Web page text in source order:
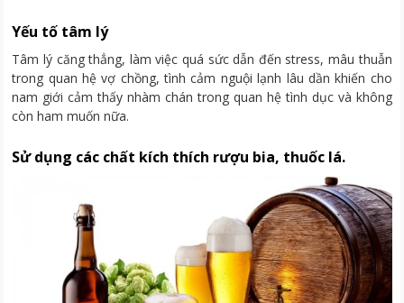
Yếu tố tâm lý
Tâm lý căng thẳng, làm việc quá sức dẫn đến stress, mâu thuẫn
trong quan hệ vợ chồng, tình cảm nguội lạnh lâu dần khiến cho
nam giới cảm thấy nhàm chán trong quan hệ tình dục và không
còn ham muốn nữa.
Sử dụng các chất kích thích rượu bia, thuốc lá.